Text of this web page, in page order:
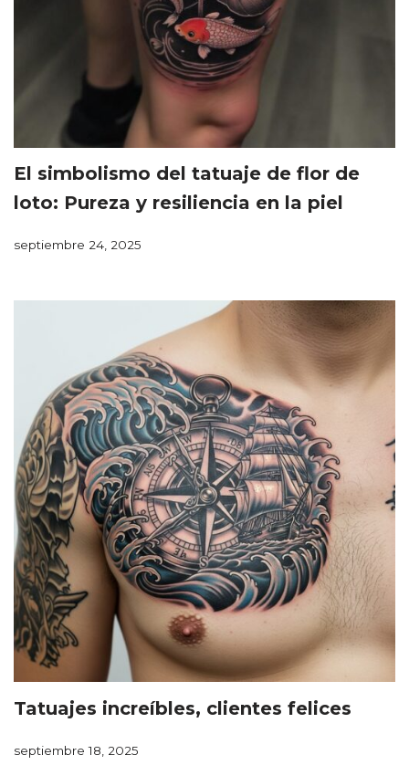
El simbolismo del tatuaje de flor de
loto: Pureza y resiliencia en la piel
septiembre 24, 2025
Tatuajes increíbles, clientes felices
septiembre 18, 2025